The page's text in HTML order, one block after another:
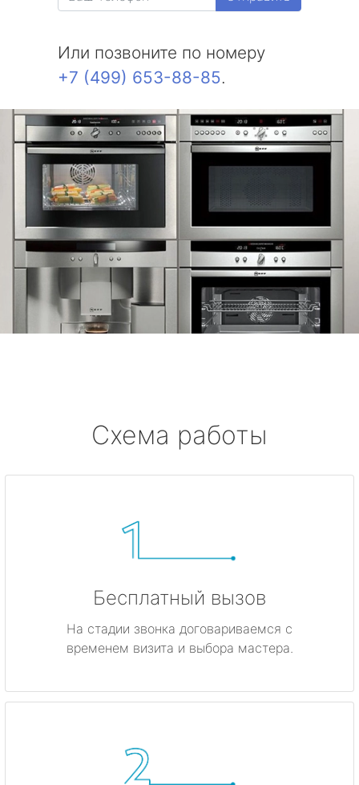
Или позвоните по номеру
+7 (499) 653-88-85.
Схема работы
Бесплатный вызов
На стадии звонка договариваемся с
временем визита и выбора мастера.